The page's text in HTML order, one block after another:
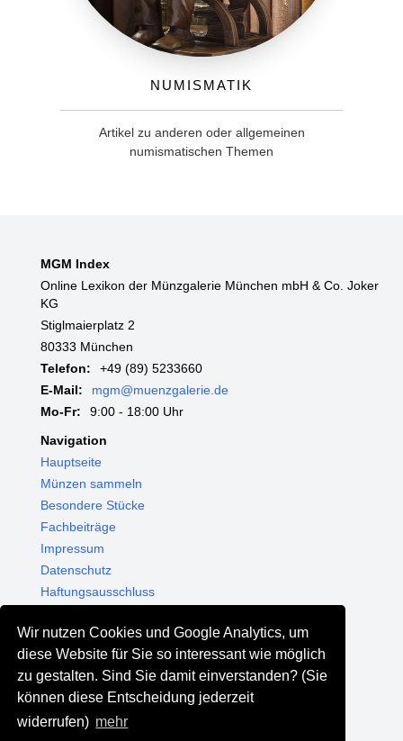
Wir nutzen Cookies und Google Analytics, um
diese Website für Sie so interessant wie möglich
zu gestalten. Sind Sie damit einverstanden? (Sie
können diese Entscheidung jederzeit
widerrufen) mehr
Numismatik
Artikel zu anderen oder allgemeinen
numismatischen Themen
MGM Index
Online Lexikon der Münzgalerie München mbH & Co. Joker
KG
Stiglmaierplatz 2
80333 München
Telefon:
+49 (89) 5233660
E-Mail:
mgm@muenzgalerie.de
Mo-Fr:
9:00 - 18:00 Uhr
Navigation
Hauptseite
Münzen sammeln
Besondere Stücke
Fachbeiträge
Impressum
Datenschutz
Haftungsausschluss
Shop - Online kaufen
Münzgalerie München
MGM Schmuck
MGM Pfand